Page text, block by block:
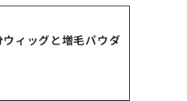
ィッグと増毛パウダ